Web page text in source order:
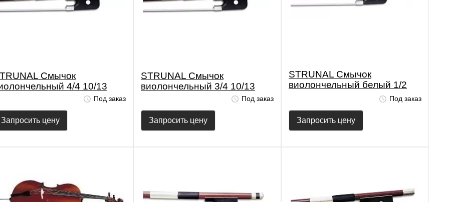
Смычок
4/4 10/13
Под заказ
Запросить цену
STRUNAL Смычок
виолончельный 3/4 10/13
Под заказ
Запросить цену
STRUNAL Смычок
виолончельный белый 1/2
Под заказ
Запросить цену